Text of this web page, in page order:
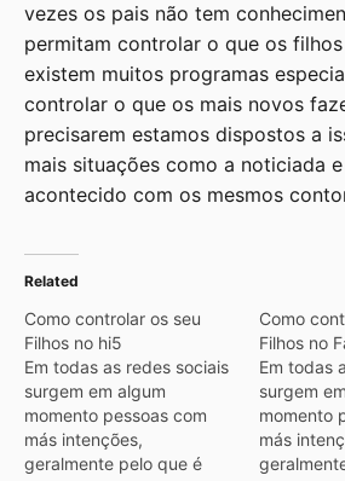
vezes os pais não tem
permitam controlar o que os
existem muitos programas
controlar o que os mais novos
precisarem estamos dispostos a
mais situações como a noticiada
acontecido com os mesmos
Related
Como controlar os seu
Filhos no hi5
Em todas as redes sociais
surgem em algum
momento pessoas com
más intenções,
geralmente pelo que é
Como
Filhos no
Em todas
surgem
momento
más